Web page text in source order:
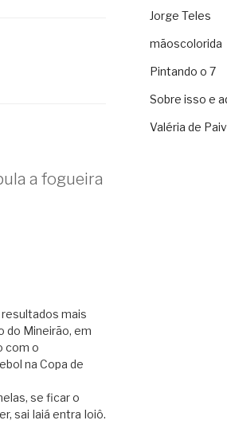
a fogueira
mais
do Mineirão, em
com o
na Copa de
se ficar o
sai Iaiá entra Ioiô.
Jorge Teles
mãoscolorida
Pintando o 7
Sobre isso e
Valéria de